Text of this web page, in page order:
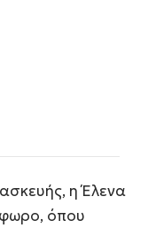
η Έλενα
όπου